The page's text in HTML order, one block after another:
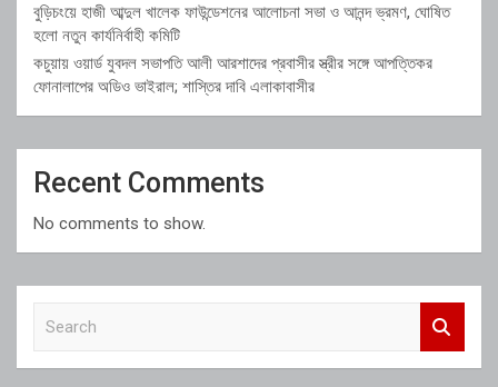
বুড়িচংয়ে হাজী আব্দুল খালেক ফাউন্ডেশনের আলোচনা সভা ও আনন্দ ভ্রমণ, ঘোষিত
হলো নতুন কার্যনির্বাহী কমিটি
কচুয়ায় ওয়ার্ড যুবদল সভাপতি আলী আরশাদের প্রবাসীর স্ত্রীর সঙ্গে আপত্তিকর
ফোনালাপের অডিও ভাইরাল; শাস্তির দাবি এলাকাবাসীর
Recent Comments
No comments to show.